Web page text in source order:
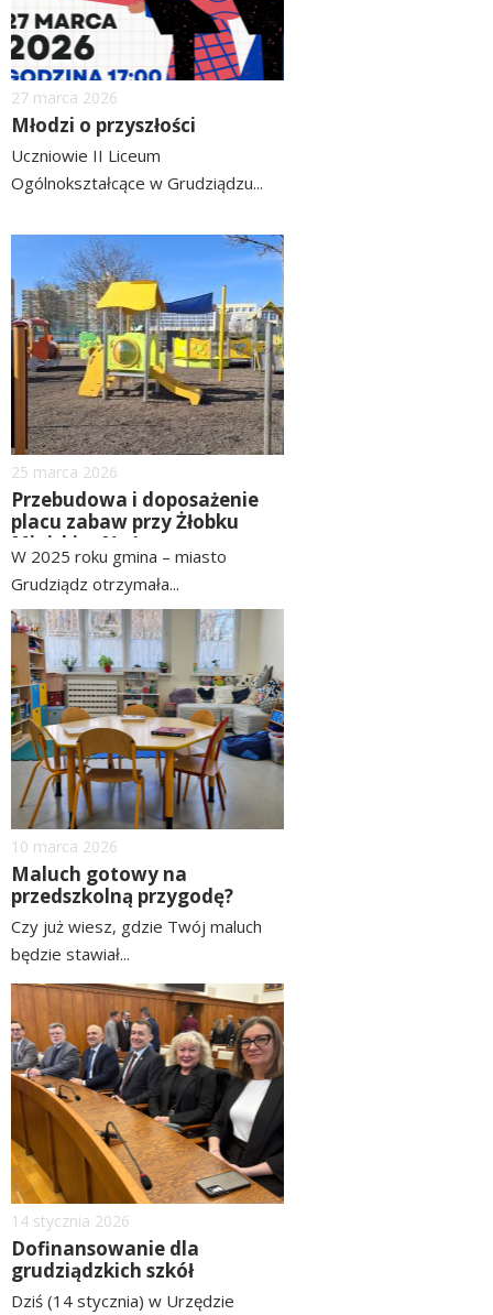
Dodano
27 marca 2026
Młodzi o przyszłości
Uczniowie II Liceum
Ogólnokształcące w Grudziądzu...
więcej
image
Dodano
25 marca 2026
Przebudowa i doposażenie
placu zabaw przy Żłobku
Miejskim Nr 1
W 2025 roku gmina – miasto
Grudziądz otrzymała...
czytaj
więcej
Dodano
10 marca 2026
Maluch gotowy na
przedszkolną przygodę?
Czy już wiesz, gdzie Twój maluch
będzie stawiał...
czytaj
więcej
image
Dodano
14 stycznia 2026
Dofinansowanie dla
grudziądzkich szkół
Dziś (14 stycznia) w Urzędzie